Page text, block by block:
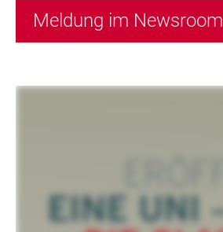
Meldung im Newsroom